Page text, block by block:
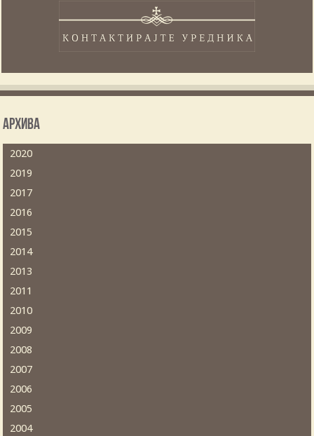
Архива
2020
2019
2017
2016
2015
2014
2013
2011
2010
2009
2008
2007
2006
2005
2004